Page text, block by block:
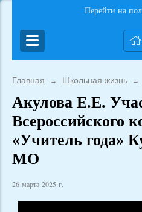
Перейти на
Главная → Школьная жизнь →
Акулова Е.Е.
Всероссийского
«Учитель года»
МО
26 марта 2025 г.